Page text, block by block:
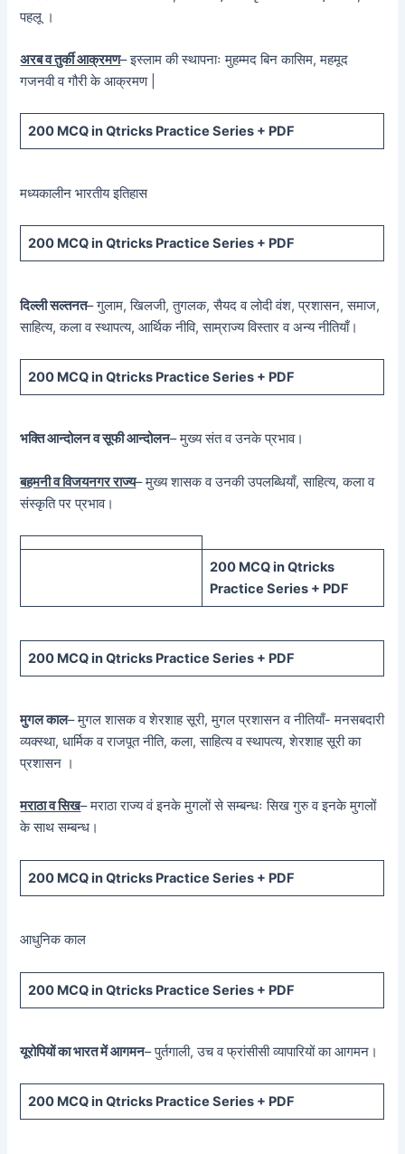
पहलू ।
अरब व तुर्की आक्रमण– इस्लाम की स्थापनाः मुहम्मद बिन कासिम, महमूद
गजनवी व गौरी के आक्रमण |
200 MCQ in Qtricks Practice Series + PDF
मध्यकालीन भारतीय इतिहास
200 MCQ in Qtricks Practice Series + PDF
दिल्ली सल्तनत– गुलाम, खिलजी, तुगलक, सैयद व लोदी वंश, प्रशासन, समाज,
साहित्य, कला व स्थापत्य, आर्थिक नीवि, साम्राज्य विस्तार व अन्य नीतियाँ।
200 MCQ in Qtricks Practice Series + PDF
भक्ति आन्दोलन व सूफी आन्दोलन– मुख्य संत व उनके प्रभाव।
बहमनी व विजयनगर राज्य– मुख्य शासक व उनकी उपलब्धियाँ, साहित्य, कला व
संस्कृति पर प्रभाव।
200 MCQ in Qtricks
Practice Series + PDF
200 MCQ in Qtricks Practice Series + PDF
मुगल काल– मुगल शासक व शेरशाह सूरी, मुगल प्रशासन व नीतियाँ- मनसबदारी
व्यक्स्था, धार्मिक व राजपूत नीति, कला, साहित्य व स्थापत्य, शेरशाह सूरी का
प्रशासन ।
मराठा व सिख– मराठा राज्य वं इनके मुगलों से सम्बन्धः सिख गुरु व इनके मुगलों
के साथ सम्बन्ध।
200 MCQ in Qtricks Practice Series + PDF
आधुनिक काल
200 MCQ in Qtricks Practice Series + PDF
यूरोपियों का भारत में आगमन– पुर्तगाली, उच व फ्रांसीसी व्यापारियों का आगमन।
200 MCQ in Qtricks Practice Series + PDF